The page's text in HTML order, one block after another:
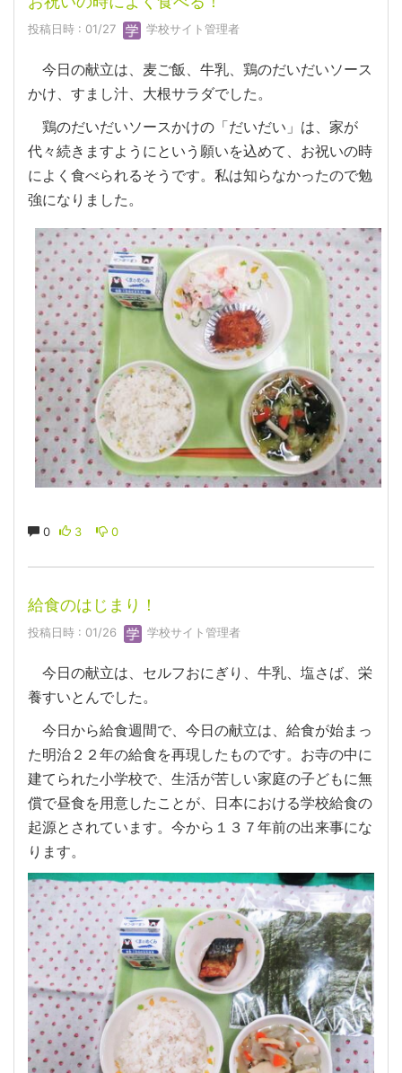
投稿日時 : 01/27 学校サイト管理者
今日の献立は、麦ご飯、牛乳、鶏のだいだいソース
かけ、すまし汁、大根サラダでした。
鶏のだいだいソースかけの「だいだい」は、家が
代々続きますようにという願いを込めて、お祝いの時
によく食べられるそうです。私は知らなかったので勉
強になりました。
0 3 0
給食のはじまり！
投稿日時 : 01/26 学校サイト管理者
今日の献立は、セルフおにぎり、牛乳、塩さば、栄
養すいとんでした。
今日から給食週間で、今日の献立は、給食が始まっ
た明治２２年の給食を再現したものです。お寺の中に
建てられた小学校で、生活が苦しい家庭の子どもに無
償で昼食を用意したことが、日本における学校給食の
起源とされています。今から１３７年前の出来事にな
ります。